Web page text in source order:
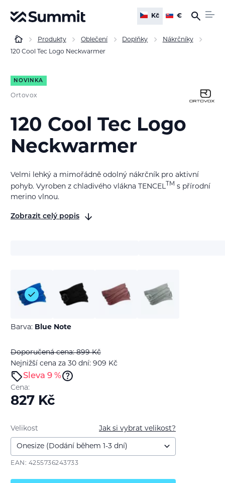
Kč €
Produkty Oblečení Doplňky
Nákrčníky
120 Cool Tec Logo Neckwarmer
NOVINKA
Ortovox
120 Cool Tec Logo
Neckwarmer
Velmi lehký a mimořádně odolný nákrčník pro aktivní
pohyb. Vyroben z chladivého vlákna TENCEL TM s přírodní
merino vlnou.
Zobrazit celý popis
Barva: Blue Note
Doporučená cena: 899Kč
Nejnižší cena za 30 dní: 909 Kč
Sleva 9 %
Cena:
827 Kč
Jak si vybrat velikost?
Velikost
EAN: 4255736243733